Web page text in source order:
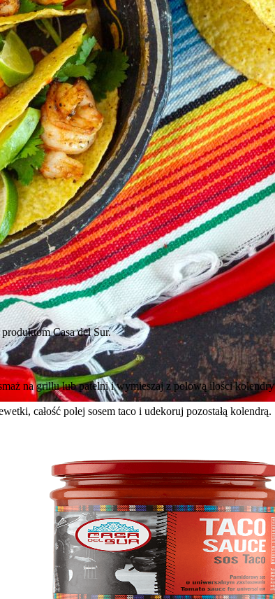
Casa del Sur.
na grillu lub patelni i wymieszaj z połową ilości kolendry
całość polej sosem taco i udekoruj pozostałą kolendrą.